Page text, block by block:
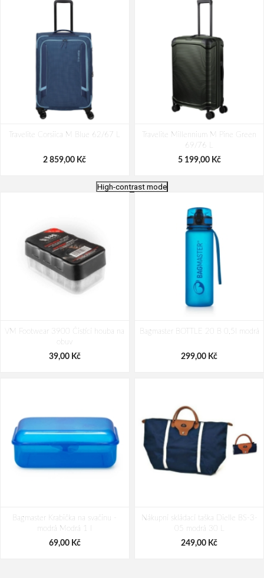
Travelite Corsiica M Blue 62/67 L
2 859,00 Kč
Travelite Millennium M Pine Green
69/76 L
5 199,00 Kč
69/79 L
3 119,00 Kč
High-contrast mode
VM Footwear 3900 Čistící houba na
obuv
39,00 Kč
Bagmaster BOTTLE 20 B 0,5l modrá
299,00 Kč
Bagmaster Krabička na svačinu -
modrá Modrá 1 l
69,00 Kč
Nákupní skládací taška Dielle BS-3-
05 modrá 30 L
249,00 Kč